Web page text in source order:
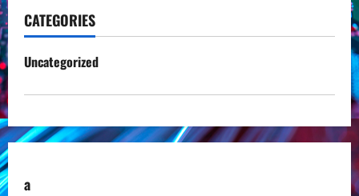
CATEGORIES
Uncategorized
a